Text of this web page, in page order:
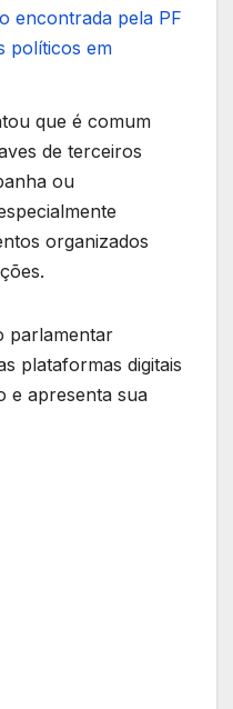
encontrada pela PF
políticos em
que é comum
de terceiros
ou
organizados
parlamentar
plataformas digitais
e apresenta sua